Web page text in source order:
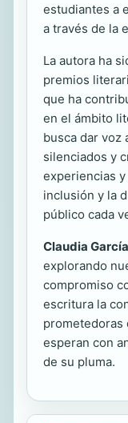
estudiantes a
a través de la
La autora ha
premios
que ha
en el ámbito
busca dar voz
silenciados y
experiencias
inclusión y la
público cada
Claudia García
explorando
compromiso
escritura la
prometedoras
esperan con
de su pluma.